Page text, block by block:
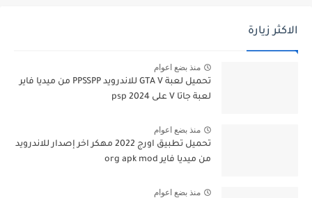
الاكثر زيارة
منذ بضع اعوام
تحميل لعبة GTA V للاندرويد PPSSPP من ميديا فاير
لعبة جاتا V على psp 2024
منذ بضع اعوام
تحميل تطبيق اورج 2022 مهكر اخر إصدار للاندرويد
من ميديا فاير org apk mod
منذ بضع اعوام